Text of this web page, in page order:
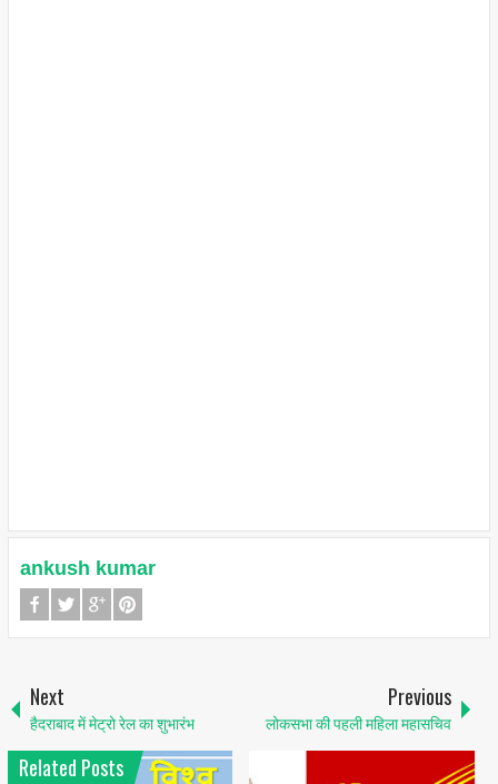
ankush kumar
Next
हैदराबाद में मेट्रो रेल का शुभारंभ
Previous
लोकसभा की पहली महिला महासचिव
Related Posts